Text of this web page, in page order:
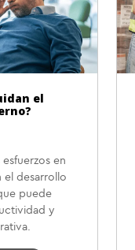
el
en
el desarrollo
puede
y